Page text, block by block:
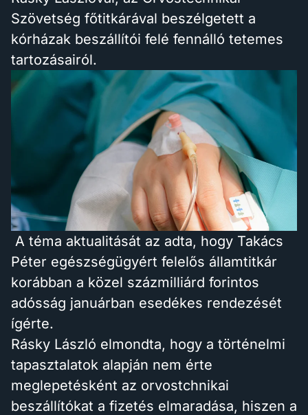
Szövetség főtitkárával beszélgetett a
kórházak beszállítói felé fennálló tetemes
tartozásairól.
A téma aktualitását az adta, hogy Takács
Péter egészségügyért felelős államtitkár
korábban a közel százmilliárd forintos
adósság januárban esedékes rendezését
ígérte.
Rásky László elmondta, hogy a történelmi
tapasztalatok alapján nem érte
meglepetésként az orvostchnikai
beszállítókat a fizetés elmaradása, hiszen a